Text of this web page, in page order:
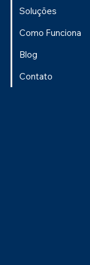
Soluções
Como Funciona
Blog
Contato